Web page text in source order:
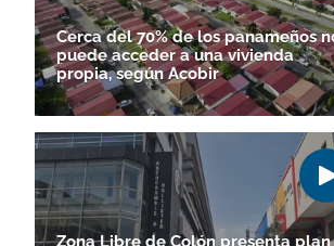
Cerca del 70% de los panameños
puede acceder a una vivienda
propia, según Acobir
Zona Libre de Colón presenta plan